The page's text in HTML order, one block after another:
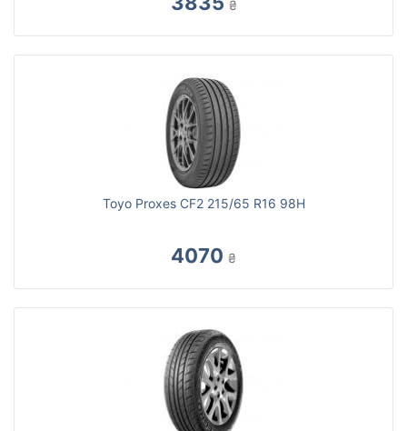
₴
Toyo Proxes CF2 215/65 R16 98H
4070 ₴